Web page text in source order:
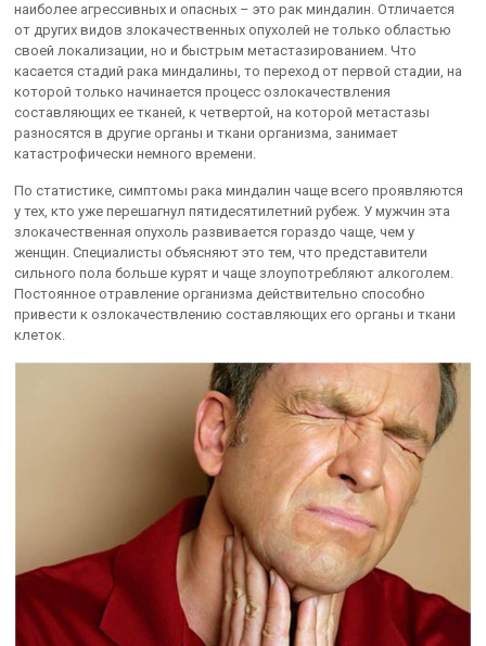
наиболее агрессивных и опасных – это рак миндалин. Отличается
от других видов злокачественных опухолей не только областью
своей локализации, но и быстрым метастазированием. Что
касается стадий рака миндалины, то переход от первой стадии, на
которой только начинается процесс озлокачествления
составляющих ее тканей, к четвертой, на которой метастазы
разносятся в другие органы и ткани организма, занимает
катастрофически немного времени.
По статистике, симптомы рака миндалин чаще всего проявляются
у тех, кто уже перешагнул пятидесятилетний рубеж. У мужчин эта
злокачественная опухоль развивается гораздо чаще, чем у
женщин. Специалисты объясняют это тем, что представители
сильного пола больше курят и чаще злоупотребляют алкоголем.
Постоянное отравление организма действительно способно
привести к озлокачествлению составляющих его органы и ткани
клеток.